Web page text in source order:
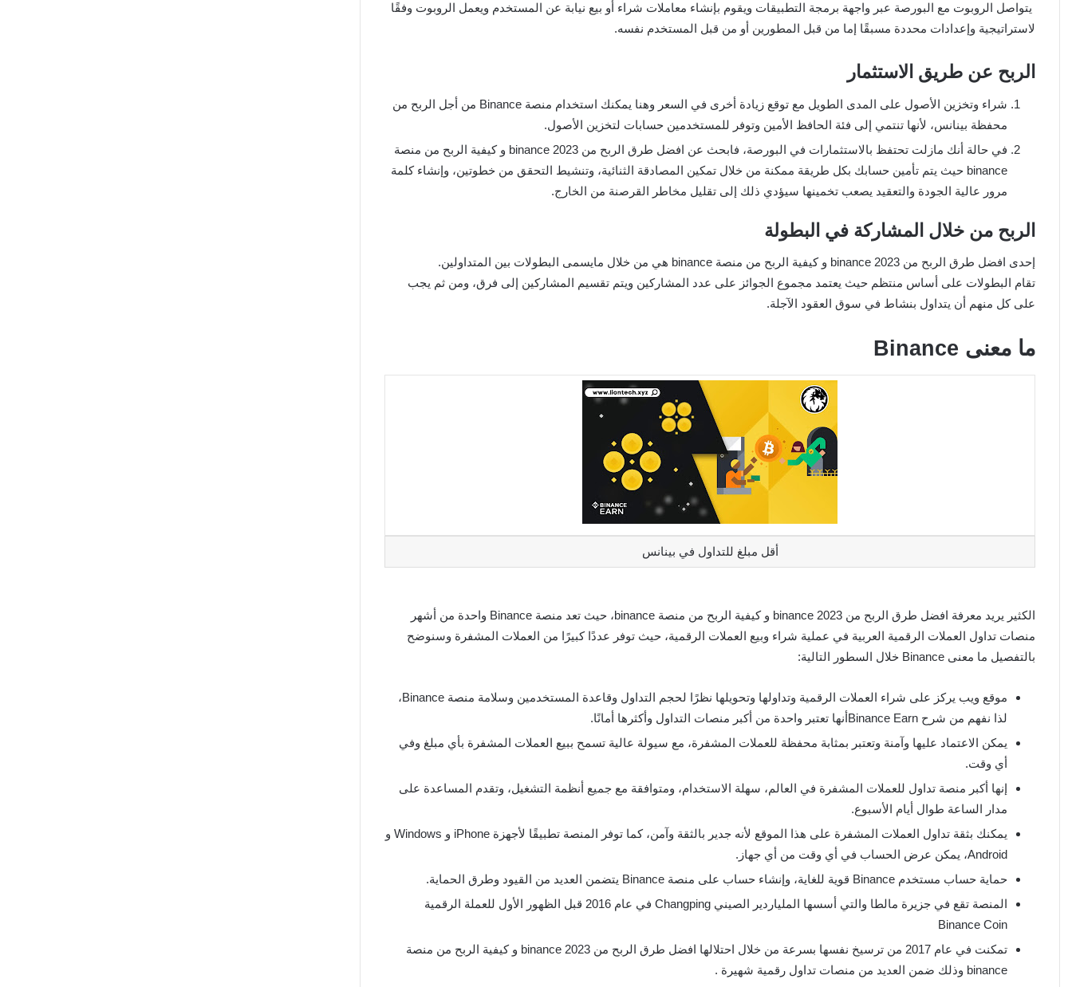
يتواصل الروبوت مع البورصة عبر واجهة برمجة التطبيقات ويقوم بإنشاء معاملات شراء أو بيع نيابة عن المستخدم ويعمل الروبوت وفقًا
لاستراتيجية وإعدادات محددة مسبقًا إما من قبل المطورين أو من قبل المستخدم نفسه.
الربح عن طريق الاستثمار
شراء وتخزين الأصول على المدى الطويل مع توقع زيادة أخرى في السعر وهنا يمكنك استخدام منصة Binance من أجل الربح من
محفظة بينانس، لأنها تنتمي إلى فئة الحافظ الأمين وتوفر للمستخدمين حسابات لتخزين الأصول.
في حالة أنك مازلت تحتفظ بالاستثمارات في البورصة، فابحث عن افضل طرق الربح من binance 2023 و كيفية الربح من منصة
binance حيث يتم تأمين حسابك بكل طريقة ممكنة من خلال تمكين المصادقة الثنائية، وتنشيط التحقق من خطوتين، وإنشاء كلمة
مرور عالية الجودة والتعقيد يصعب تخمينها سيؤدي ذلك إلى تقليل مخاطر القرصنة من الخارج.
الربح من خلال المشاركة في البطولة
إحدى افضل طرق الربح من binance 2023 و كيفية الربح من منصة binance هي من خلال مايسمى البطولات بين المتداولين.
تقام البطولات على أساس منتظم حيث يعتمد مجموع الجوائز على عدد المشاركين ويتم تقسيم المشاركين إلى فرق، ومن ثم يجب
على كل منهم أن يتداول بنشاط في سوق العقود الآجلة.
ما معنى Binance
أقل مبلغ للتداول في بينانس
الكثير يريد معرفة افضل طرق الربح من binance 2023 و كيفية الربح من منصة binance، حيث تعد منصة Binance واحدة من أشهر
منصات تداول العملات الرقمية العربية في عملية شراء وبيع العملات الرقمية، حيث توفر عددًا كبيرًا من العملات المشفرة وسنوضح
بالتفصيل ما معنى Binance خلال السطور التالية:
موقع ويب يركز على شراء العملات الرقمية وتداولها وتحويلها نظرًا لحجم التداول وقاعدة المستخدمين وسلامة منصة Binance،
لذا نفهم من شرح Binance Earnأنها تعتبر واحدة من أكبر منصات التداول وأكثرها أمانًا.
يمكن الاعتماد عليها وآمنة وتعتبر بمثابة محفظة للعملات المشفرة، مع سيولة عالية تسمح ببيع العملات المشفرة بأي مبلغ وفي
أي وقت.
إنها أكبر منصة تداول للعملات المشفرة في العالم، سهلة الاستخدام، ومتوافقة مع جميع أنظمة التشغيل، وتقدم المساعدة على
مدار الساعة طوال أيام الأسبوع.
يمكنك بثقة تداول العملات المشفرة على هذا الموقع لأنه جدير بالثقة وآمن، كما توفر المنصة تطبيقًا لأجهزة iPhone و Windows و
Android، يمكن عرض الحساب في أي وقت من أي جهاز.
حماية حساب مستخدم Binance قوية للغاية، وإنشاء حساب على منصة Binance يتضمن العديد من القيود وطرق الحماية.
المنصة تقع في جزيرة مالطا والتي أسسها الملياردير الصيني Changping في عام 2016 قبل الظهور الأول للعملة الرقمية
Binance Coin
تمكنت في عام 2017 من ترسيخ نفسها بسرعة من خلال احتلالها افضل طرق الربح من binance 2023 و كيفية الربح من منصة
binance وذلك ضمن العديد من منصات تداول رقمية شهيرة .